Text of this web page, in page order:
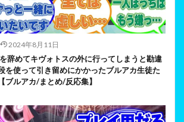
2024年8月11日
を辞めてキヴォトスの外に行ってしまうと勘違
を使って引き留めにかかったブルアカ生徒た
ブルアカ/まとめ/反応集】